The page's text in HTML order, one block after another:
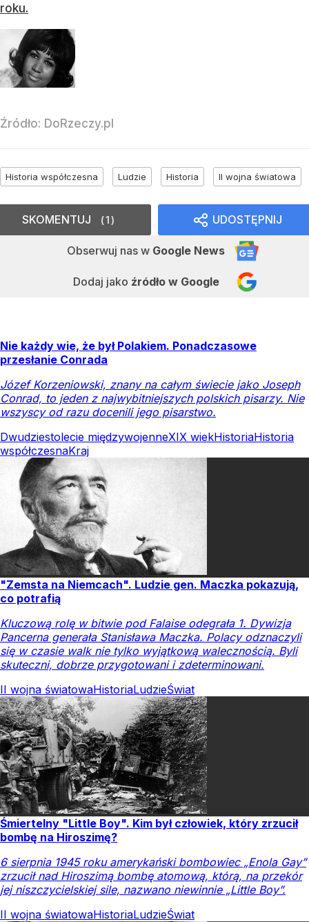
roku.
Źródło: DoRzeczy.pl
Historia współczesna Ludzie Historia II wojna światowa
UDOSTĘPNIJ
Obserwuj nas w Google News
Dodaj jako źródło w Google
SKOMENTUJ 1
Nie każdy wie, że był Polakiem. Ponadczasowe
przesłanie Conrada
Józef Korzeniowski, znany na całym świecie jako Joseph
Conrad, to jeden z najwybitniejszych polskich pisarzy. Nie
wszyscy od razu docenili jego pisarstwo.
Dwudziestolecie międzywojenneXIX wiekHistoriaHistoria
współczesnaKraj
"Zemsta na Niemcach". Ludzie gen. Maczka pokazują,
co potrafią
Kluczową rolę w bitwie pod Falaise odegrała 1. Dywizja
Pancerna generała Stanisława Maczka. Polacy odznaczyli
się w czasie walk nie tylko wyjątkową walecznością. Byli
skuteczni, dobrze przygotowani i zdeterminowani.
II wojna światowaHistoriaLudzieŚwiat
Śmiertelny "Little Boy". Kim był człowiek, który zrzucił
bombę na Hiroszimę?
6 sierpnia 1945 roku amerykański bombowiec „Enola Gay”
zrzucił nad Hiroszimą bombę atomową, którą, na przekór
jej niszczycielskiej sile, nazwano niewinnie „Little Boy”.
II wojna światowaHistoriaLudzieŚwiat